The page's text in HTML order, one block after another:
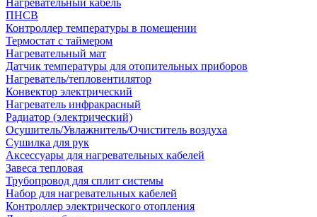
Нагревательный кабель
ПНСВ
Контроллер температуры в помещении
Термостат с таймером
Нагревательный мат
Датчик температуры для отопительных приборов
Нагреватель/тепловентилятор
Конвектор электрический
Нагреватель инфракрасный
Радиатор (электрический)
Осушитель/Увлажнитель/Очиститель воздуха
Сушилка для рук
Аксессуары для нагревательных кабелей
Завеса тепловая
Трубопровод для сплит системы
Набор для нагревательных кабелей
Контроллер электрического отопления